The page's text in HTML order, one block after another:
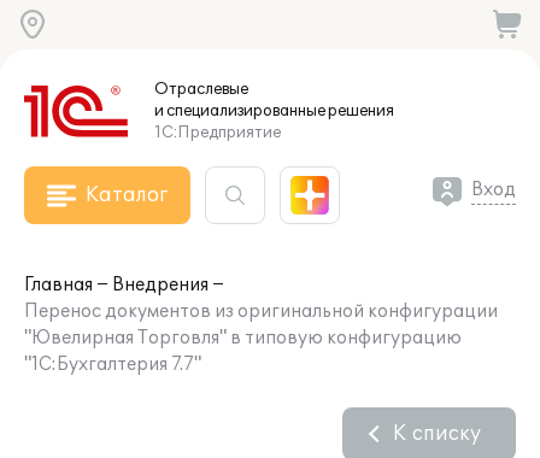
Отраслевые
и специализированныерешения
1С:Предприятие
Каталог Вход
Главная
Внедрения
Перенос документов из оригинальной конфигурации
"Ювелирная Торговля" в типовую конфигурацию
"1С:Бухгалтерия 7.7"
К списку